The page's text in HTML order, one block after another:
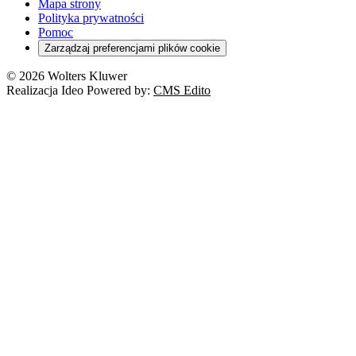
Cło
Deregulacja
Cyberbezpieczeństwo
Franczyza
Prawo autorskie
Turystyka
Orzeczenia
RODO
Mapa strony
Polityka prywatności
Pomoc
Zarządzaj preferencjami plików cookie
© 2026 Wolters Kluwer
Realizacja Ideo Powered by: CMS Edito